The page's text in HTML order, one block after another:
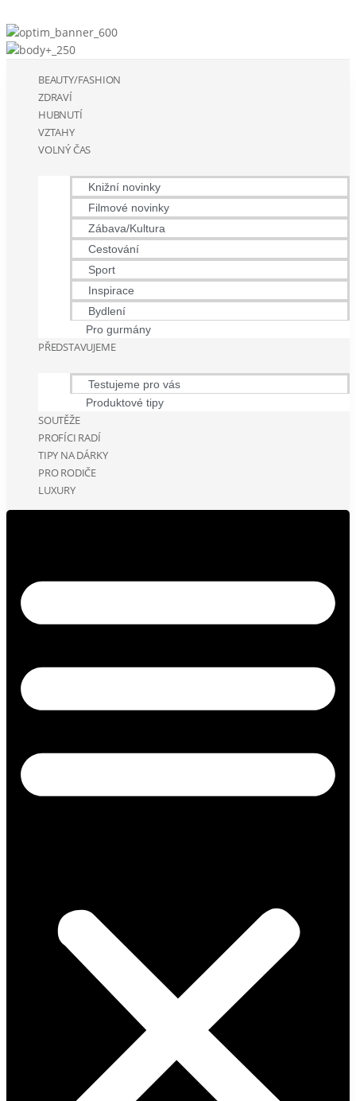
BEAUTY/FASHION
ZDRAVÍ
HUBNUTÍ
VZTAHY
VOLNÝ ČAS
Knižní novinky
Filmové novinky
Zábava/Kultura
Cestování
Sport
Inspirace
Bydlení
Pro gurmány
PŘEDSTAVUJEME
Testujeme pro vás
Produktové tipy
SOUTĚŽE
PROFÍCI RADÍ
TIPY NA DÁRKY
PRO RODIČE
LUXURY